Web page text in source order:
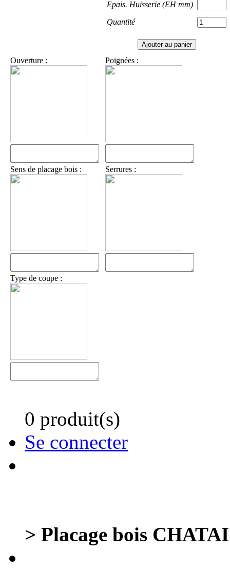
Epais. Huisserie (EH mm)
Quantité
Ouverture :
Sens de placage bois :
Type de coupe :
Poignées :
Serrures :
0 produit(s)
Se connecter
> Placage bois